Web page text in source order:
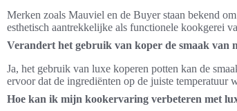
Merken zoals Mauviel en de Buyer staan bekend
esthetisch aantrekkelijke als functionele kookgerei
Verandert het gebruik van koper de smaak van
Ja, het gebruik van luxe koperen potten kan de
ervoor dat de ingrediënten op de juiste temperatuur
Hoe kan ik mijn kookervaring verbeteren met